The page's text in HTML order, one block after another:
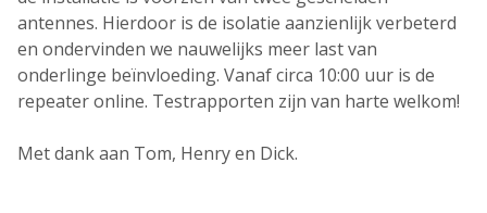
antennes. Hierdoor is de isolatie aanzienlijk verbeterd
en ondervinden we nauwelijks meer last van
onderlinge beïnvloeding. Vanaf circa 10:00 uur is de
repeater online. Testrapporten zijn van harte welkom!
Met dank aan Tom, Henry en Dick.